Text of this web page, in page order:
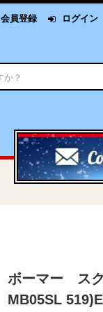
会員登録 ログイン
ボーマー ス
MB05SL